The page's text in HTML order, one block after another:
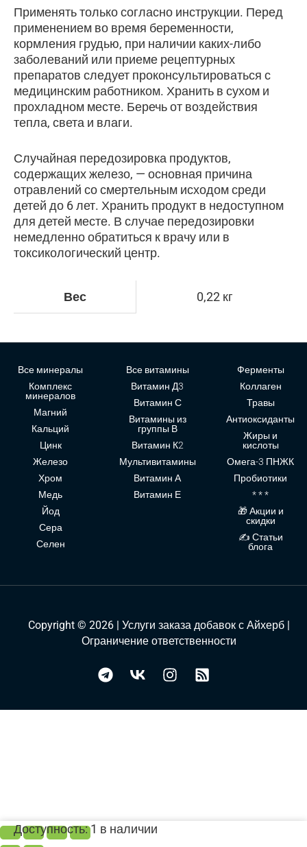
Применять только согласно инструкции. Перед
применением во время беременности,
кормления грудью, при наличии каких-либо
заболеваний или приеме рецептурных
препаратов следует проконсультироваться с
медицинским работником. Хранить в сухом и
прохладном месте. Беречь от воздействия
тепла, света и влаги.
Случайная передозировка продуктов,
содержащих железо, — основная причина
отравлений со смертельным исходом среди
детей до 6 лет. Хранить продукт в недоступном
для детей месте. В случае передозировки
немедленно обратиться к врачу или в
токсикологический центр.
Вес 0,22 кг
Все минералы
Комплекс
минералов
Магний
Кальций
Цинк
Железо
Хром
Медь
Йод
Сера
Селен
Все витамины
Витамин Д3
Витамин С
Витамины из
группы В
Витамин К2
Мультивитамины
Витамин А
Витамин Е
Ферменты
Коллаген
Травы
Антиоксиданты
Жиры и
кислоты
Омега-3 ПНЖК
Пробиотики
* * *
🎁 Акции и
скидки
✍ Статьи
блога
Copyright © 2026 | Услуги заказа добавок с Айхерб |
Ограничение ответственности
Доступность: 1 в наличии
Количество
товара